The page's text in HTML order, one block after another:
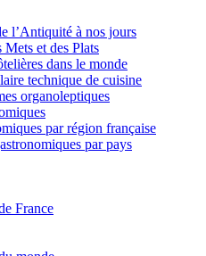
l’Antiquité à nos jours
et des Plats
dans le monde
technique de cuisine
organoleptiques
par région française
par pays
France